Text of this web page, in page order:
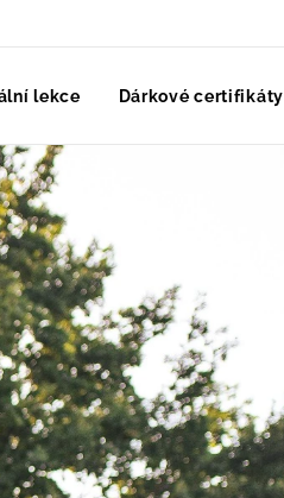
lekce Dárkové certifikáty